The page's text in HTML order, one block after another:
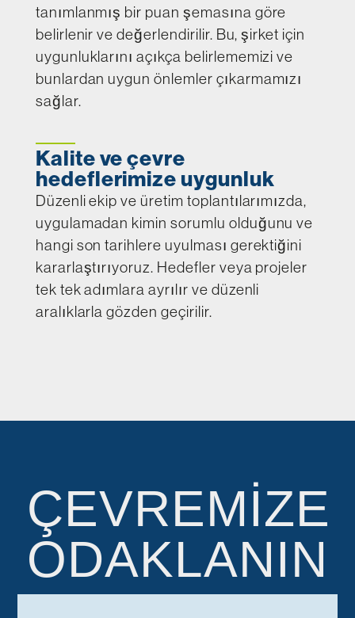
tanımlanmış bir puan şemasına göre
belirlenir ve değerlendirilir. Bu, şirket için
uygunluklarını açıkça belirlememizi ve
bunlardan uygun önlemler çıkarmamızı
sağlar.
Kalite ve çevre
hedeflerimize uygunluk
Düzenli ekip ve üretim toplantılarımızda,
uygulamadan kimin sorumlu olduğunu ve
hangi son tarihlere uyulması gerektiğini
kararlaştırıyoruz. Hedefler veya projeler
tek tek adımlara ayrılır ve düzenli
aralıklarla gözden geçirilir.
ÇEVREMIZE
ODAKLANIN